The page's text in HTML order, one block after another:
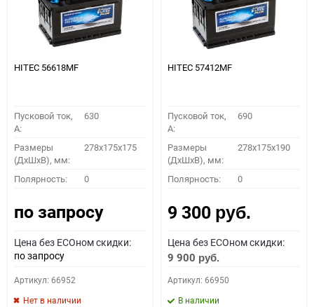
HITEC 56618MF
Пусковой ток,
A:
630
Размеры
(ДхШхВ), мм:
278x175x175
Полярность: 0
по запросу
Цена без ECOном скидки:
по запросу
Артикул: 66952
Нет в наличии
HITEC 57412MF
Пусковой ток,
A:
690
Размеры
(ДхШхВ), мм:
278x175x190
Полярность: 0
9 300 руб.
Цена без ECOном скидки:
9 900 руб.
Артикул: 66950
В наличии